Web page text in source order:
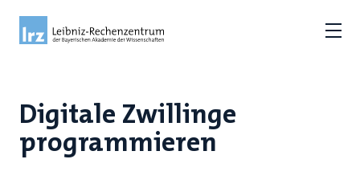
Digitale Zwillinge
programmieren